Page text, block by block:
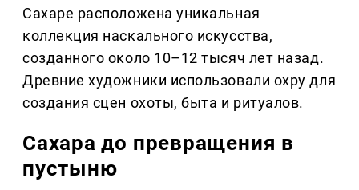
Сахаре расположена уникальная
коллекция наскального искусства,
созданного около 10–12 тысяч лет назад.
Древние художники использовали охру для
создания сцен охоты, быта и ритуалов.
Сахара до превращения в
пустыню